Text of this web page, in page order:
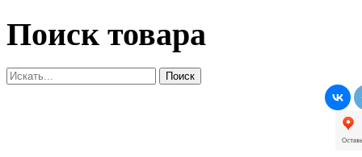
Поиск товара